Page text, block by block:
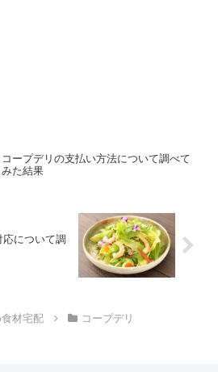
コープデリの支払い方法について調べて
みた結果
応について調
材宅配 コープデリ